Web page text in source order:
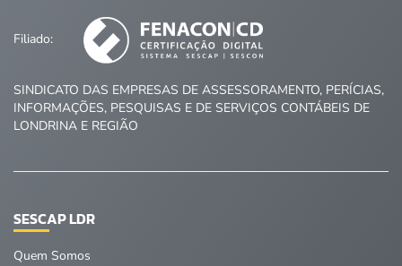
Filiado:
SINDICATO DAS EMPRESAS DE ASSESSORAMENTO, PERÍCIAS,
INFORMAÇÕES, PESQUISAS E DE SERVIÇOS CONTÁBEIS DE
LONDRINA E REGIÃO
SESCAP LDR
Quem Somos